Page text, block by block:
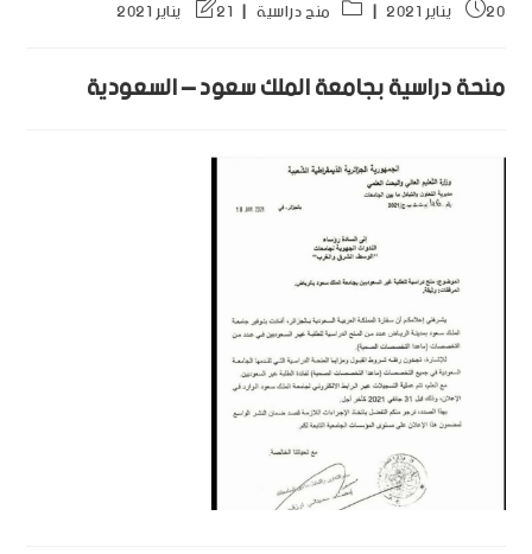
20 يناير 2021 منح دراسية 21 يناير 2021
منحة دراسية بجامعة الملك سعود – السعودية